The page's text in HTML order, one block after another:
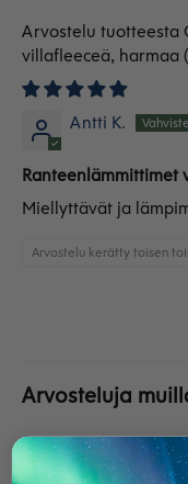
villafleeceä, harmaa
Antti K.
Ranteenlämmittimet
Miellyttävät ja
Arvostelu kerätty toisen
Arvosteluja